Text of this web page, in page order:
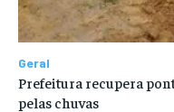
Geral
Prefeitura recupera
pelas chuvas